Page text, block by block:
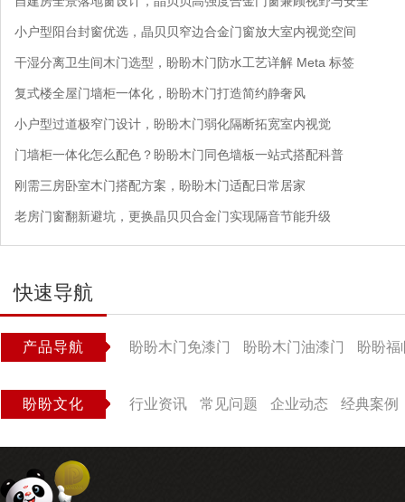
小户型阳台封窗优选，晶贝贝窄边合金门窗放大室内视觉空间
干湿分离卫生间木门选型，盼盼木门防水工艺详解 Meta 标签
复式楼全屋门墙柜一体化，盼盼木门打造简约静奢风
小户型过道极窄门设计，盼盼木门弱化隔断拓宽室内视觉
门墙柜一体化怎么配色？盼盼木门同色墙板一站式搭配科普
刚需三房卧室木门搭配方案，盼盼木门适配日常居家
老房门窗翻新避坑，更换晶贝贝合金门实现隔音节能升级
快速导航
产品导航 盼盼木门免漆门 盼盼木门油漆门 盼盼福
盼盼文化 行业资讯 常见问题 企业动态 经典案例